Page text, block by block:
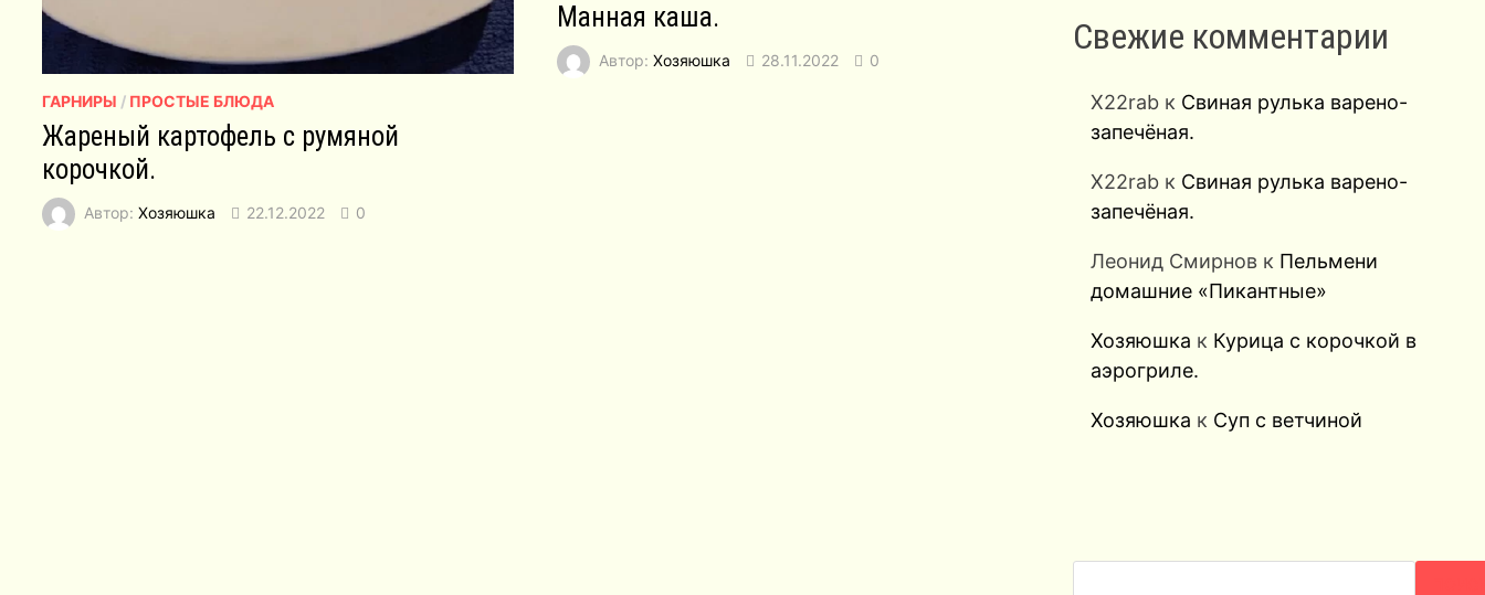
ГАРНИРЫ / ПРОСТЫЕ БЛЮДА
Жареный картофель с румяной
корочкой.
Автор:Хозяюшка 22.12.2022 0
Манная каша.
Автор: Хозяюшка 28.11.2022 0
Свежие комментарии
X22rabк Свиная рулька варено-
запечёная.
X22rabк Свиная рулька варено-
запечёная.
Леонид Смирновк Пельмени
домашние «Пикантные»
Хозяюшка к Курица с корочкой в
аэрогриле.
Хозяюшка к Суп с ветчиной